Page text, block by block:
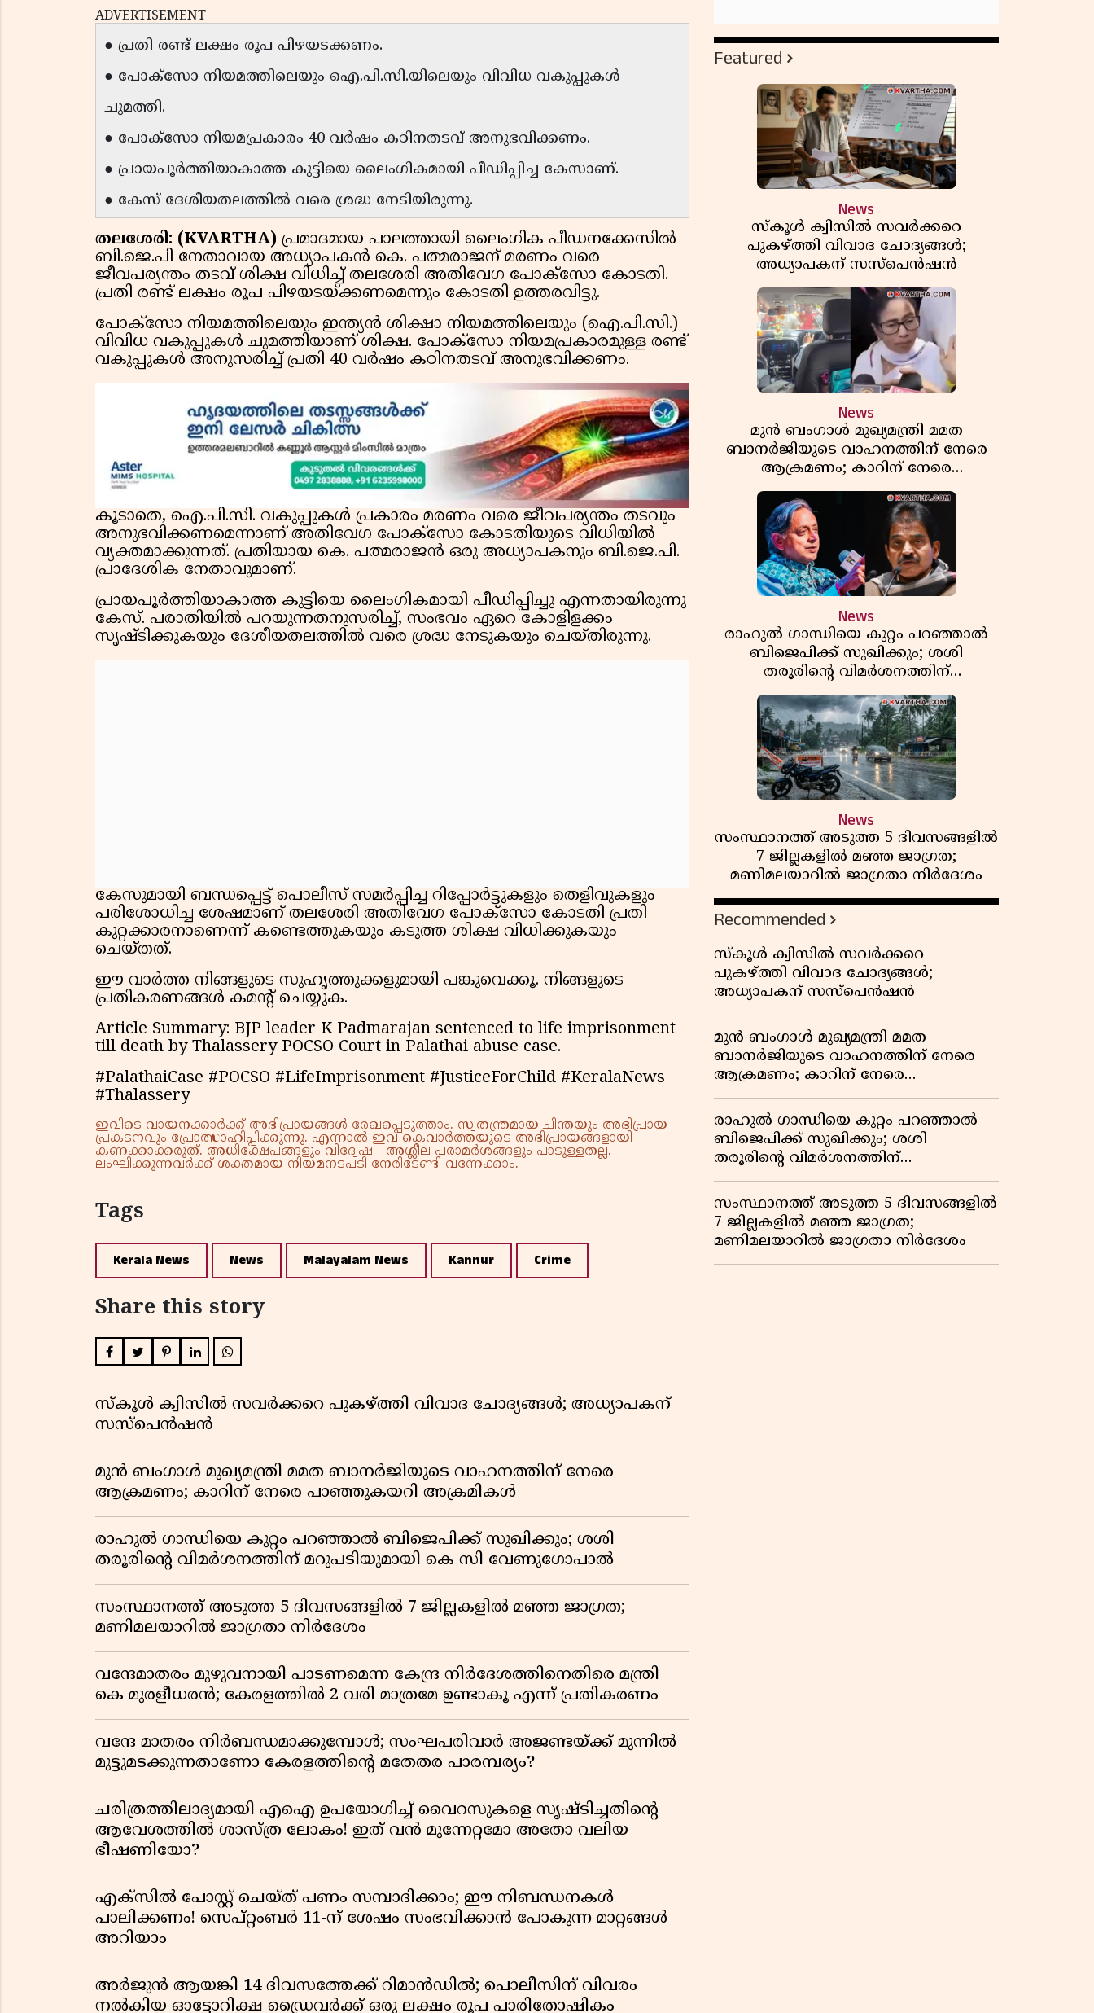
ADVERTISEMENT
● പ്രതി രണ്ട് ലക്ഷം രൂപ പിഴയടക്കണം.
● പോക്‌സോ നിയമത്തിലെയും ഐ.പി.സി.യിലെയും വിവിധ വകുപ്പുകൾ
ചുമത്തി.
● പോക്‌സോ നിയമപ്രകാരം 40 വർഷം കഠിനതടവ് അനുഭവിക്കണം.
● പ്രായപൂർത്തിയാകാത്ത കുട്ടിയെ ലൈംഗികമായി പീഡിപ്പിച്ച കേസാണ്.
● കേസ് ദേശീയതലത്തിൽ വരെ ശ്രദ്ധ നേടിയിരുന്നു.
തലശേരി: (KVARTHA) പ്രമാദമായ പാലത്തായി ലൈംഗിക പീഡനക്കേസിൽ
ബി.ജെ.പി നേതാവായ അധ്യാപകൻ കെ. പത്മരാജന് മരണം വരെ
ജീവപര്യന്തം തടവ് ശിക്ഷ വിധിച്ച് തലശേരി അതിവേഗ പോക്‌സോ കോടതി.
പ്രതി രണ്ട് ലക്ഷം രൂപ പിഴയടയ്ക്കണമെന്നും കോടതി ഉത്തരവിട്ടു.
പോക്‌സോ നിയമത്തിലെയും ഇന്ത്യൻ ശിക്ഷാ നിയമത്തിലെയും (ഐ.പി.സി.)
വിവിധ വകുപ്പുകൾ ചുമത്തിയാണ് ശിക്ഷ. പോക്‌സോ നിയമപ്രകാരമുള്ള രണ്ട്
വകുപ്പുകൾ അനുസരിച്ച് പ്രതി 40 വർഷം കഠിനതടവ് അനുഭവിക്കണം.
കൂടാതെ, ഐ.പി.സി. വകുപ്പുകൾ പ്രകാരം മരണം വരെ ജീവപര്യന്തം തടവും
അനുഭവിക്കണമെന്നാണ് അതിവേഗ പോക്‌സോ കോടതിയുടെ വിധിയിൽ
വ്യക്തമാക്കുന്നത്. പ്രതിയായ കെ. പത്മരാജൻ ഒരു അധ്യാപകനും ബി.ജെ.പി.
പ്രാദേശിക നേതാവുമാണ്.
പ്രായപൂർത്തിയാകാത്ത കുട്ടിയെ ലൈംഗികമായി പീഡിപ്പിച്ചു എന്നതായിരുന്നു
കേസ്. പരാതിയിൽ പറയുന്നതനുസരിച്ച്, സംഭവം ഏറെ കോളിളക്കം
സൃഷ്ടിക്കുകയും ദേശീയതലത്തിൽ വരെ ശ്രദ്ധ നേടുകയും ചെയ്തിരുന്നു.
കേസുമായി ബന്ധപ്പെട്ട് പൊലീസ് സമർപ്പിച്ച റിപ്പോർട്ടുകളും തെളിവുകളും
പരിശോധിച്ച ശേഷമാണ് തലശേരി അതിവേഗ പോക്‌സോ കോടതി പ്രതി
കുറ്റക്കാരനാണെന്ന് കണ്ടെത്തുകയും കടുത്ത ശിക്ഷ വിധിക്കുകയും
ചെയ്തത്.
ഈ വാർത്ത നിങ്ങളുടെ സുഹൃത്തുക്കളുമായി പങ്കുവെക്കൂ. നിങ്ങളുടെ
പ്രതികരണങ്ങൾ കമൻ്റ് ചെയ്യുക.
Article Summary: BJP leader K Padmarajan sentenced to life imprisonment
till death by Thalassery POCSO Court in Palathai abuse case.
#PalathaiCase #POCSO #LifeImprisonment #JusticeForChild #KeralaNews
#Thalassery
ഇവിടെ വായനക്കാർക്ക് അഭിപ്രായങ്ങൾ രേഖപ്പെടുത്താം. സ്വതന്ത്രമായ ചിന്തയും അഭിപ്രായ
പ്രകടനവും പ്രോത്സാഹിപ്പിക്കുന്നു. എന്നാൽ ഇവ കെവാർത്തയുടെ അഭിപ്രായങ്ങളായി
കണക്കാക്കരുത്. അധിക്ഷേപങ്ങളും വിദ്വേഷ - അശ്ലീല പരാമർശങ്ങളും പാടുള്ളതല്ല.
ലംഘിക്കുന്നവർക്ക് ശക്തമായ നിയമനടപടി നേരിടേണ്ടി വന്നേക്കാം.
Tags
Kerala News News Malayalam News Kannur Crime
Share this story
സ്കൂൾ ക്വിസിൽ സവർക്കറെ പുകഴ്ത്തി വിവാദ ചോദ്യങ്ങൾ; അധ്യാപകന്
സസ്പെൻഷൻ
മുൻ ബംഗാൾ മുഖ്യമന്ത്രി മമത ബാനർജിയുടെ വാഹനത്തിന് നേരെ
ആക്രമണം; കാറിന് നേരെ പാഞ്ഞുകയറി അക്രമികൾ
രാഹുൽ ഗാന്ധിയെ കുറ്റം പറഞ്ഞാൽ ബിജെപിക്ക് സുഖിക്കും; ശശി
തരൂരിന്റെ വിമർശനത്തിന് മറുപടിയുമായി കെ സി വേണുഗോപാൽ
സംസ്ഥാനത്ത് അടുത്ത 5 ദിവസങ്ങളിൽ 7 ജില്ലകളിൽ മഞ്ഞ ജാഗ്രത;
മണിമലയാറിൽ ജാഗ്രതാ നിർദേശം
വന്ദേമാതരം മുഴുവനായി പാടണമെന്ന കേന്ദ്ര നിർദേശത്തിനെതിരെ മന്ത്രി
കെ മുരളീധരൻ; കേരളത്തിൽ 2 വരി മാത്രമേ ഉണ്ടാകൂ എന്ന് പ്രതികരണം
വന്ദേ മാതരം നിർബന്ധമാക്കുമ്പോൾ; സംഘപരിവാർ അജണ്ടയ്ക്ക് മുന്നിൽ
മുട്ടുമടക്കുന്നതാണോ കേരളത്തിന്റെ മതേതര പാരമ്പര്യം?
ചരിത്രത്തിലാദ്യമായി എഐ ഉപയോഗിച്ച് വൈറസുകളെ സൃഷ്ടിച്ചതിന്റെ
ആവേശത്തിൽ ശാസ്ത്ര ലോകം! ഇത് വൻ മുന്നേറ്റമോ അതോ വലിയ
ഭീഷണിയോ?
എക്സിൽ പോസ്റ്റ് ചെയ്ത് പണം സമ്പാദിക്കാം; ഈ നിബന്ധനകൾ
പാലിക്കണം! സെപ്റ്റംബർ 11-ന് ശേഷം സംഭവിക്കാൻ പോകുന്ന മാറ്റങ്ങൾ
അറിയാം
അർജുൻ ആയങ്കി 14 ദിവസത്തേക്ക് റിമാൻഡിൽ; പൊലീസിന് വിവരം
നൽകിയ ഓട്ടോറിക്ഷ ഡ്രൈവർക്ക് ഒരു ലക്ഷം രൂപ പാരിതോഷികം
Featured
News
സ്കൂൾ ക്വിസിൽ സവർക്കറെ
പുകഴ്ത്തി വിവാദ ചോദ്യങ്ങൾ;
അധ്യാപകന് സസ്പെൻഷൻ
News
മുൻ ബംഗാൾ മുഖ്യമന്ത്രി മമത
ബാനർജിയുടെ വാഹനത്തിന് നേരെ
ആക്രമണം; കാറിന് നേരെ
പാഞ്ഞുകയറി അക്രമികൾ
News
രാഹുൽ ഗാന്ധിയെ കുറ്റം പറഞ്ഞാൽ
ബിജെപിക്ക് സുഖിക്കും; ശശി
തരൂരിന്റെ വിമർശനത്തിന്
മറുപടിയുമായി കെ സി
വേണുഗോപാൽ
News
സംസ്ഥാനത്ത് അടുത്ത 5 ദിവസങ്ങളിൽ
7 ജില്ലകളിൽ മഞ്ഞ ജാഗ്രത;
മണിമലയാറിൽ ജാഗ്രതാ നിർദേശം
Recommended
സ്കൂൾ ക്വിസിൽ സവർക്കറെ
പുകഴ്ത്തി വിവാദ ചോദ്യങ്ങൾ;
അധ്യാപകന് സസ്പെൻഷൻ
മുൻ ബംഗാൾ മുഖ്യമന്ത്രി മമത
ബാനർജിയുടെ വാഹനത്തിന് നേരെ
ആക്രമണം; കാറിന് നേരെ
പാഞ്ഞുകയറി അക്രമികൾ
രാഹുൽ ഗാന്ധിയെ കുറ്റം പറഞ്ഞാൽ
ബിജെപിക്ക് സുഖിക്കും; ശശി
തരൂരിന്റെ വിമർശനത്തിന്
മറുപടിയുമായി കെ സി
വേണുഗോപാൽ
സംസ്ഥാനത്ത് അടുത്ത 5 ദിവസങ്ങളിൽ
7 ജില്ലകളിൽ മഞ്ഞ ജാഗ്രത;
മണിമലയാറിൽ ജാഗ്രതാ നിർദേശം